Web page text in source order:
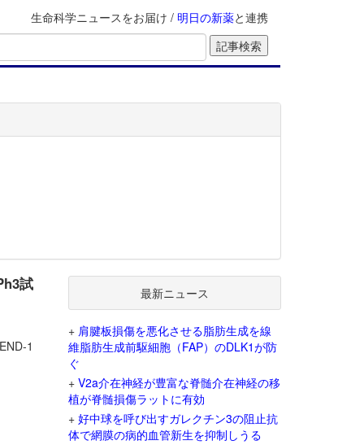
生命科学ニュースをお届け / 明日の新薬と連携
試
1
最新ニュース
+ 肩腱板損傷を悪化させる脂肪生成を線
維脂肪生成前駆細胞（FAP）のDLK1が防
ぐ
+ V2a介在神経が豊富な脊髄介在神経の移
植が脊髄損傷ラットに有効
+ 好中球を呼び出すガレクチン3の阻止抗
体で網膜の病的血管新生を抑制しうる